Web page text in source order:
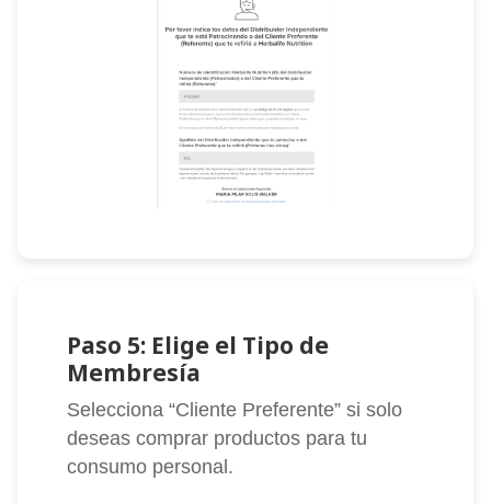
Paso 5: Elige el Tipo de
Membresía
Selecciona “Cliente Preferente” si solo
deseas comprar productos para tu
consumo personal.